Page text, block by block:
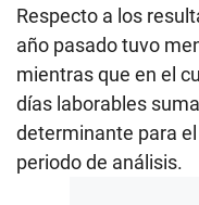
Respecto a los
año pasado tuvo
mientras que en el
días laborables
determinante para
periodo de análisis.